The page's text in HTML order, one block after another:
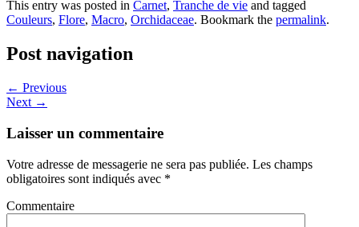
This entry was posted in Carnet, Tranche de vie and tagged
Couleurs, Flore, Macro, Orchidaceae. Bookmark the permalink.
Post navigation
← Previous
Next →
Laisser un commentaire
Votre adresse de messagerie ne sera pas publiée. Les champs
obligatoires sont indiqués avec *
Commentaire